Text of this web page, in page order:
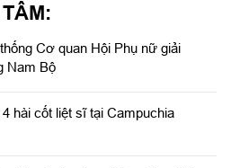
Cơ quan Hội Phụ nữ giải
Nam Bộ
hài cốt liệt sĩ tại Campuchia